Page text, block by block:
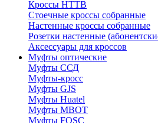
Кроссы HTTB
Стоечные кроссы собранные
Настенные кроссы собранные
Розетки настенные
Аксессуары для кроссов
Муфты оптические
Муфты ССД
Муфты-кросс
Муфты GJS
Муфты Huatel
Муфты МВОТ
Муфты FOSC